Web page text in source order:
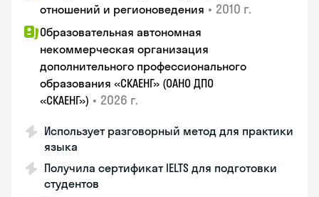
отношений и регионоведения • 2010 г.
Образовательная автономная
некоммерческая организация
дополнительного профессионального
образования «СКАЕНГ» (ОАНО ДПО
«СКАЕНГ») • 2026 г.
Использует разговорный метод для практики
языка
Получила сертификат IELTS для подготовки
студентов